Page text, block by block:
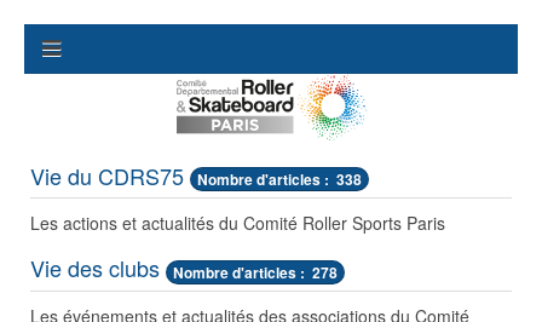
Vie du CDRS75 Nombre d'articles : 338
Les actions et actualités du Comité Roller Sports Paris
Vie des clubs Nombre d'articles : 278
Les événements et actualités des associations du Comité